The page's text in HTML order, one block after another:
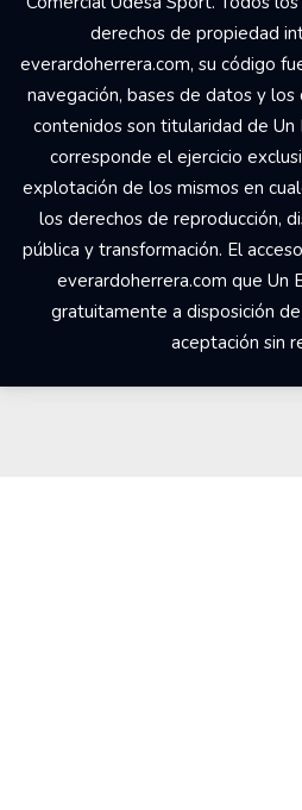
derechos de propiedad
everardoherrera.com, su código
navegación, bases de datos y
contenidos son titularidad de
corresponde el ejercicio
explotación de los mismos en
los derechos de reproducción,
pública y transformación. El
everardoherrera.com que Un
gratuitamente a disposición
aceptación sin